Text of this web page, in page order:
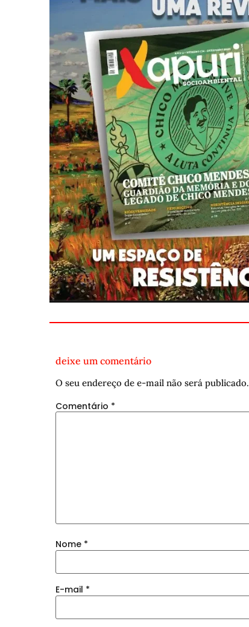
deixe um comentário
O seu endereço de e-mail não será publicado.
Comentário *
Nome *
E-mail *